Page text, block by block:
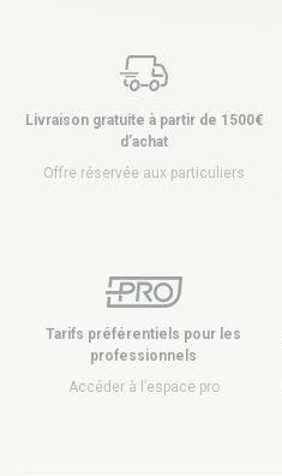
Livraison gratuite à partir de 1500€
d’achat
Offre réservée aux particuliers
Tarifs préférentiels pour les
professionnels
Accéder à l’espace pro